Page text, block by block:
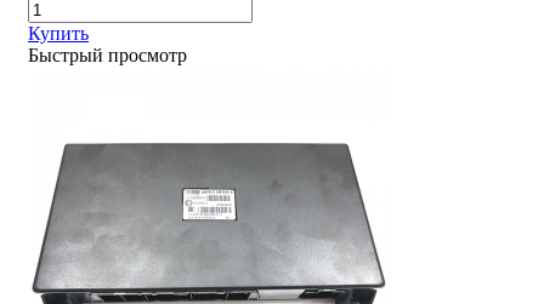
Купить
Быстрый просмотр